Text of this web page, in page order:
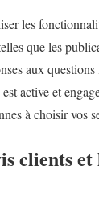
les
que les
aux
active et
à choisir vos
clients